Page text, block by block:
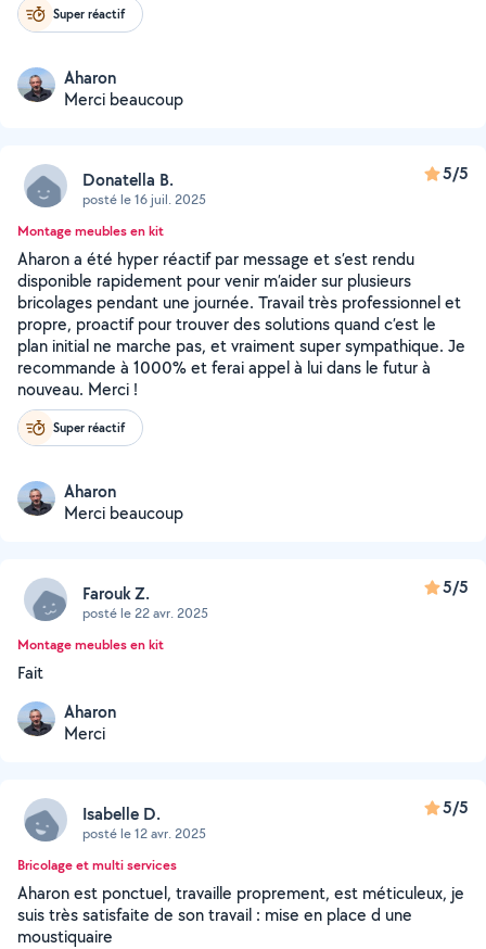
Super réactif
Aharon
Merci beaucoup
Donatella B.
posté le 16 juil. 2025
5/5
Montage meubles en kit
Aharon a été hyper réactif par message et s’est rendu
disponible rapidement pour venir m’aider sur plusieurs
bricolages pendant une journée. Travail très professionnel et
propre, proactif pour trouver des solutions quand c’est le
plan initial ne marche pas, et vraiment super sympathique. Je
recommande à 1000% et ferai appel à lui dans le futur à
nouveau. Merci !
Super réactif
Aharon
Merci beaucoup
Farouk Z.
posté le 22 avr. 2025
5/5
Montage meubles en kit
Fait
Aharon
Merci
Isabelle D.
posté le 12 avr. 2025
5/5
Bricolage et multi services
Aharon est ponctuel, travaille proprement, est méticuleux, je
suis très satisfaite de son travail : mise en place d une
moustiquaire